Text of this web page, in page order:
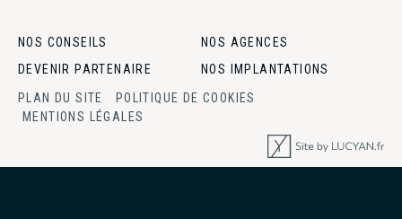
NOS CONSEILS
NOS AGENCES
DEVENIR PARTENAIRE
NOS IMPLANTATIONS
PLAN DU SITE
POLITIQUE DE COOKIES
MENTIONS LÉGALES